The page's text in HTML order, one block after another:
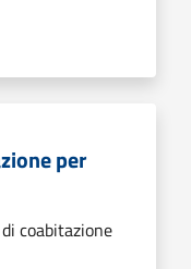
per
coabitazione